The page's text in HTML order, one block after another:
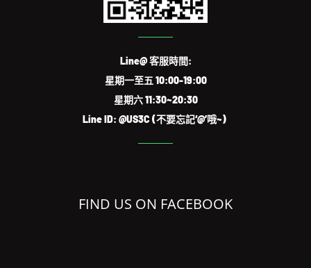
Line@ 客服時間:
星期一至五 10:00-19:00
星期六 11:30~20:30
Line ID: @US3C (不要忘記‘@’哦~)
FIND US ON FACEBOOK